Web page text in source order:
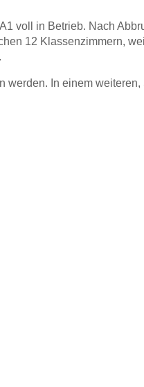
voll in Betrieb. Nach
12 Klassenzimmern,
In einem